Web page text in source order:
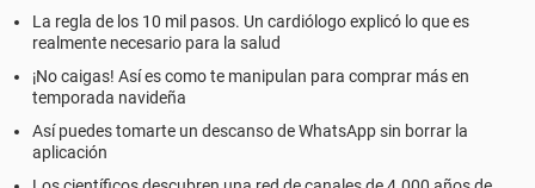
La regla de los 10 mil pasos. Un cardiólogo explicó lo que es
realmente necesario para la salud
¡No caigas! Así es como te manipulan para comprar más en
temporada navideña
Así puedes tomarte un descanso de WhatsApp sin borrar la
aplicación